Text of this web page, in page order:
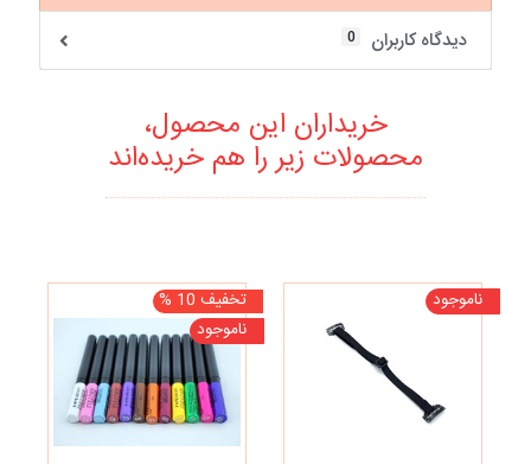
دیدگاه کاربران
0
خریداران این محصول،
محصولات زیر را هم خریده‌اند
ناموجود
تخفیف 10 %
ناموجود